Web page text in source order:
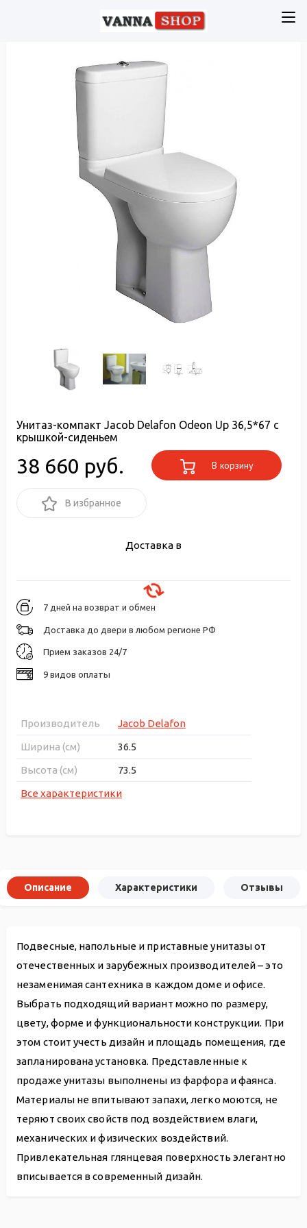
Унитаз-компакт Jacob Delafon Odeon Up 36,5*67 с
крышкой-сиденьем
38 660 руб. В корзину
В избранное
Доставка в
7 дней на возврат и обмен
Доставка до двери в любом регионе РФ
Прием заказов 24/7
9 видов оплаты
Производитель
Jacob Delafon
Ширина (см)
36.5
Высота (см)
73.5
Все характеристики
Описание Характеристики Отзывы
Подвесные, напольные и приставные унитазы от
отечественных и зарубежных производителей – это
незаменимая сантехника в каждом доме и офисе.
Выбрать подходящий вариант можно по размеру,
цвету, форме и функциональности конструкции. При
этом стоит учесть дизайн и площадь помещения, где
запланирована установка. Представленные к
продаже унитазы выполнены из фарфора и фаянса.
Материалы не впитывают запахи, легко моются, не
теряют своих свойств под воздействием влаги,
механических и физических воздействий.
Привлекательная глянцевая поверхность элегантно
вписывается в современный дизайн.